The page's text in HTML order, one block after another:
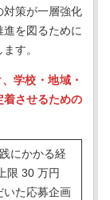
対策が一層強化
進を図るために
す。
学校・地域・
着させるための
にかかる経
限 30 万円
た応募企画